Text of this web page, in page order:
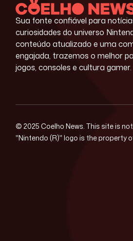
Sua fonte confiável para
curiosidades do universo
conteúdo atualizado e uma
engajada, trazemos o melhor
jogos, consoles e cultura gamer.
© 2025 Coelho News. This site is
"Nintendo (R)" logo is the property